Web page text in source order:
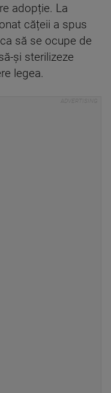
adopție. La
cățeii a spus
să se ocupe de
și sterilizeze
legea.